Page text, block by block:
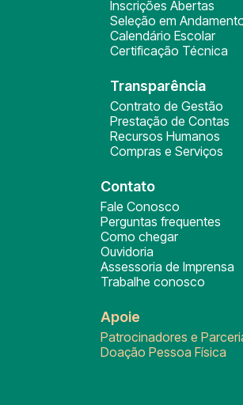
Inscrições Abertas
Seleção em
Calendário Escolar
Certificação Técnica
Transparência
Contrato de Gestão
Prestação de Contas
Recursos Humanos
Compras e Serviços
Contato
Fale Conosco
Perguntas frequentes
Como chegar
Ouvidoria
Assessoria de Imprensa
Trabalhe conosco
Apoie
Patrocinadores e
Doação Pessoa Física